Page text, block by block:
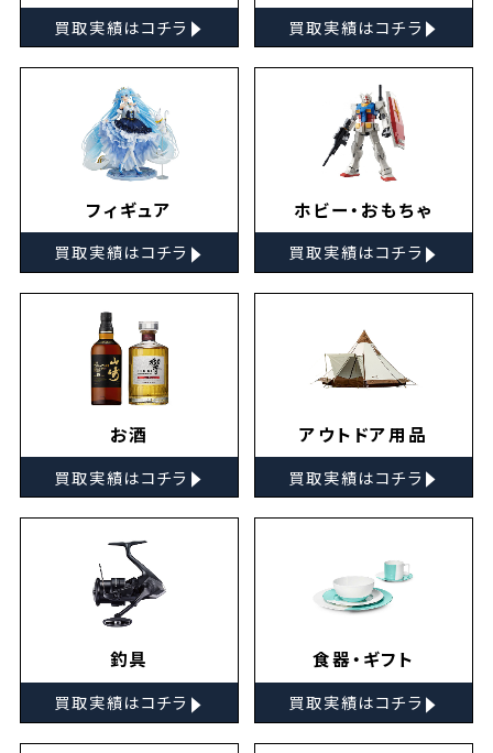
買取実績はコチラ ▸ 買取実績はコチラ ▸
フィギュア
買取実績はコチラ ▸
ホビー・おもちゃ
買取実績はコチラ ▸
お酒
買取実績はコチラ ▸
アウトドア用品
買取実績はコチラ ▸
釣具
買取実績はコチラ ▸
食器・ギフト
買取実績はコチラ ▸